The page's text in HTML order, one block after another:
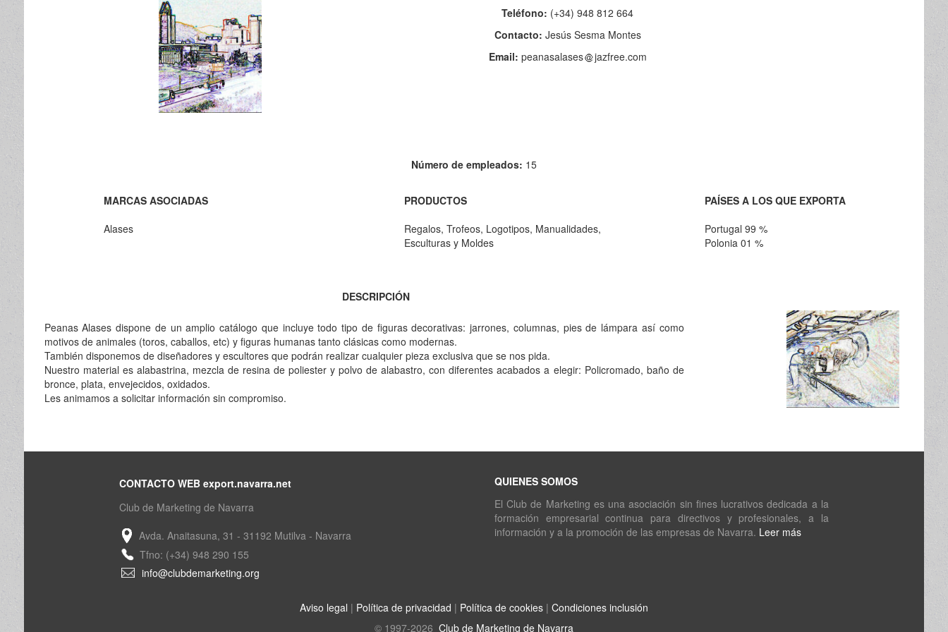
Teléfono: (+34) 948 812 664
Contacto: Jesús Sesma Montes
Email: peanasalases jazfree.com
Número de empleados: 15
MARCAS ASOCIADAS
Alases
PRODUCTOS
Regalos, Trofeos, Logotipos, Manualidades,
Esculturas y Moldes
PAÍSES A LOS QUE EXPORTA
Portugal 99 %
Polonia 01 %
DESCRIPCIÓN
Peanas Alases dispone de un amplio catálogo que incluye todo tipo de figuras decorativas: jarrones, columnas, pies de lámpara así como
motivos de animales (toros, caballos, etc) y figuras humanas tanto clásicas como modernas.
También disponemos de diseñadores y escultores que podrán realizar cualquier pieza exclusiva que se nos pida.
Nuestro material es alabastrina, mezcla de resina de poliester y polvo de alabastro, con diferentes acabados a elegir: Policromado, baño de
bronce, plata, envejecidos, oxidados.
Les animamos a solicitar información sin compromiso.
CONTACTO WEB export.navarra.net
Club de Marketing de Navarra
Avda. Anaitasuna, 31 - 31192 Mutilva - Navarra
Tfno: (+34) 948 290 155
info@clubdemarketing.org
QUIENES SOMOS
El Club de Marketing es una asociación sin fines lucrativos dedicada a la
formación empresarial continua para directivos y profesionales, a la
información y a la promoción de las empresas de Navarra. Leer más
Aviso legal | Política de privacidad | Política de cookies| Condiciones inclusión
© 1997-2026 Club de Marketing de Navarra